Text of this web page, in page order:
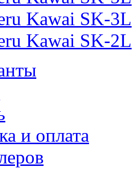
Kawai SK-3L
Kawai SK-2L
и оплата